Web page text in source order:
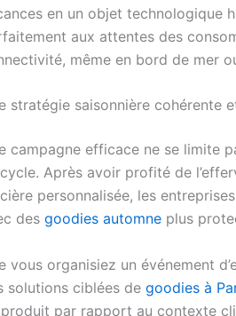
en un objet technologique
aux attentes des
même en bord de mer
stratégie saisonnière cohérente
campagne efficace ne se limite
Après avoir profité de
personnalisée, les
des goodies automne plus
vous organisiez un événement
solutions ciblées de goodies à
par rapport au contexte